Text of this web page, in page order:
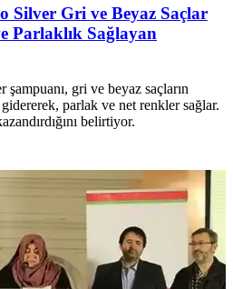
Silver Gri ve Beyaz Saçlar
Parlaklık Sağlayan
gri ve beyaz saçların
gidererek, parlak ve net renkler sağlar.
belirtiyor.